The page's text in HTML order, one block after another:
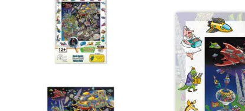
Creatividad y Arte
Figuras de Acción
Gadgets y Electrónicos
Lanzadores